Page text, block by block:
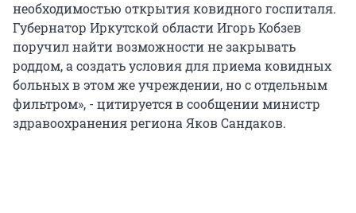
необходимостью открытия ковидного госпиталя.
Губернатор Иркутской области Игорь Кобзев
поручил найти возможности не закрывать
роддом, а создать условия для приема ковидных
больных в этом же учреждении, но с отдельным
фильтром», - цитируется в сообщении министр
здравоохранения региона Яков Сандаков.